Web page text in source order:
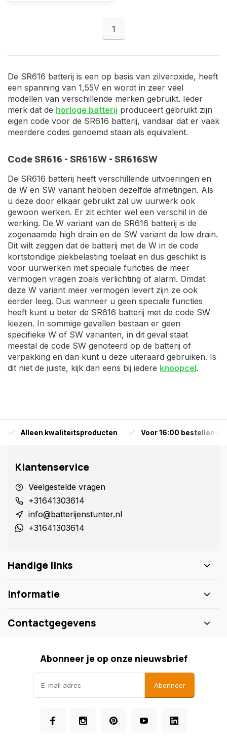
1
De SR616 batterij is een op basis van zilveroxide, heeft
een spanning van 1,55V en wordt in zeer veel
modellen van verschillende merken gebruikt. Ieder
merk dat de horloge batterij produceert gebruikt zijn
eigen code voor de SR616 batterij, vandaar dat er vaak
meerdere codes genoemd staan als equivalent.
Code SR616 - SR616W - SR616SW
De SR616 batterij heeft verschillende uitvoeringen en
de W en SW variant hebben dezelfde afmetingen. Als
u deze door elkaar gebruikt zal uw uurwerk ook
gewoon werken. Er zit echter wel een verschil in de
werking. De W variant van de SR616 batterij is de
zogenaamde high drain en de SW variant de low drain.
Dit wilt zeggen dat de batterij met de W in de code
kortstondige piekbelasting toelaat en dus geschikt is
voor uurwerken met speciale functies die meer
vermogen vragen zoals verlichting of alarm. Omdat
deze W variant meer vermogen levert zijn ze ook
eerder leeg. Dus wanneer u geen speciale functies
heeft kunt u beter de SR616 batterij met de code SW
kiezen. In sommige gevallen bestaan er geen
specifieke W of SW varianten, in dit geval staat
meestal de code SW genoteerd op de batterij of
verpakking en dan kunt u deze uiteraard gebruiken. Is
dit niet de juiste, kijk dan eens bij iedere knoopcel.
Alleen kwaliteitsproducten Voor 16:00 bestellen is
Klantenservice
Veelgestelde vragen
+31641303614
info@batterijenstunter.nl
+31641303614
Handige links
Informatie
Contactgegevens
Abonneer je op onze nieuwsbrief
Abonneer